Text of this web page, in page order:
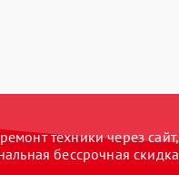
техники через сайт,
бессрочная скидка